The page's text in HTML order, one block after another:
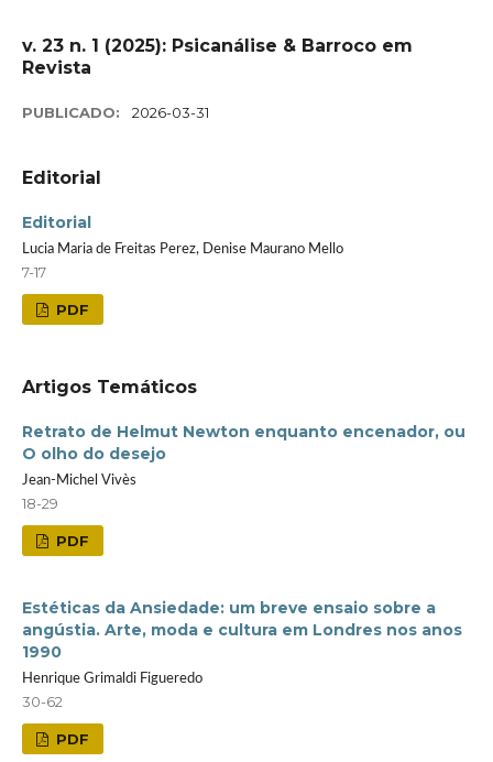
v. 23 n. 1 (2025): Psicanálise & Barroco em
Revista
PUBLICADO: 2026-03-31
Editorial
Editorial
Lucia Maria de Freitas Perez, Denise Maurano Mello
7-17
PDF
Artigos Temáticos
Retrato de Helmut Newton enquanto encenador, ou
O olho do desejo
Jean-Michel Vivès
18-29
PDF
Estéticas da Ansiedade: um breve ensaio sobre a
angústia. Arte, moda e cultura em Londres nos anos
1990
Henrique Grimaldi Figueredo
30-62
PDF